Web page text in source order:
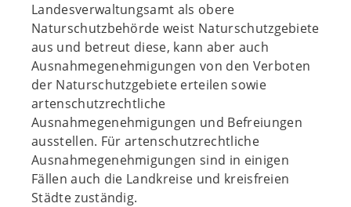
Landesverwaltungsamt als obere
Naturschutzbehörde weist Naturschutzgebiete
aus und betreut diese, kann aber auch
Ausnahmegenehmigungen von den Verboten
der Naturschutzgebiete erteilen sowie
artenschutzrechtliche
Ausnahmegenehmigungen und Befreiungen
ausstellen. Für artenschutzrechtliche
Ausnahmegenehmigungen sind in einigen
Fällen auch die Landkreise und kreisfreien
Städte zuständig.